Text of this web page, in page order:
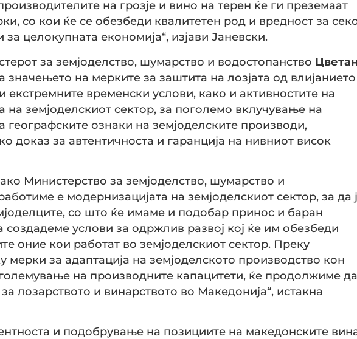
на грозје и вино на терен ќе ги преземаат
со кои ќе се обезбеди квалитетен род и вредност за
за целокупната економија“, изјави Јаневски.
за земјоделство, шумарство и водостопанство
значењето на мерките за заштита на лозјата од влијанието
екстремните временски услови, како и активностите на
на земјоделскиот сектор, за поголемо вклучување на
географските ознаки на земјоделските производи,
доказ за автентичноста и гаранција на нивниот висок
Министерство за земјоделство, шумарство и
е модернизацијата на земјоделскиот сектор, за да
со што ќе имаме и подобар принос и баран
создадеме услови за одржлив развој кој ќе им обезбеди
оние кои работат во земјоделскиот сектор. Преку
мерки за адаптација на земјоделското производство кон
на производните капацитети, ќе продолжиме да
лозарството и винарството во Македонија“, истакна
и подобрување на позициите на македонските